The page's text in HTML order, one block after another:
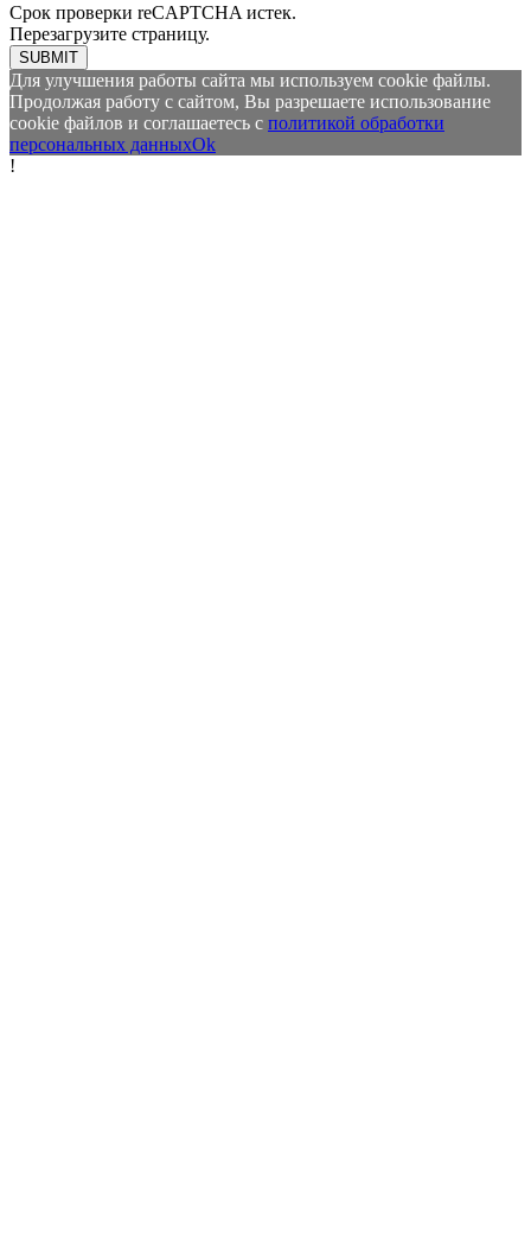
Срок проверки reCAPTCHA истек.
Перезагрузите страницу.
SUBMIT
Для улучшения работы сайта мы используем cookie файлы.
Продолжая работу с сайтом, Вы разрешаете использование
cookie файлов и соглашаетесь с политикой обработки
персональных данныхOk
!